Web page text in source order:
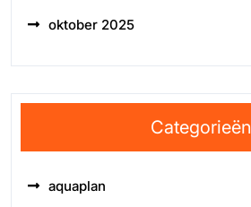
oktober 2025
Categorieën
aquaplan